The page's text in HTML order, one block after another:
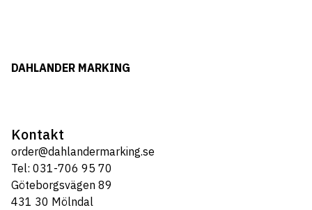
DAHLANDER MARKING
Kontakt
order@dahlandermarking.se
Tel: 031-706 95 70
Göteborgsvägen 89
431 30 Mölndal